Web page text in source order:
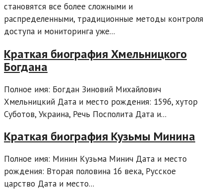
становятся все более сложными и
распределенными, традиционные методы контроля
доступа и мониторинга уже...
Краткая биография Хмельницкого
Богдана
Полное имя: Богдан Зиновий Михайлович
Хмельницкий Дата и место рождения: 1596, хутор
Суботов, Украина, Речь Посполита Дата и...
Краткая биография Кузьмы Минина
Полное имя: Минин Кузьма Минич Дата и место
рождения: Вторая половина 16 века, Русское
царство Дата и место...